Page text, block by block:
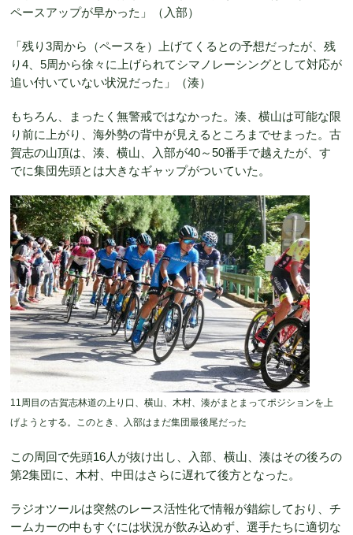
ペースアップが早かった」（入部）
「残り3周から（ペースを）上げてくるとの予想だったが、残
り4、5周から徐々に上げられてシマノレーシングとして対応が
追い付いていない状況だった」（湊）
もちろん、まったく無警戒ではなかった。湊、横山は可能な限
り前に上がり、海外勢の背中が見えるところまでせまった。古
賀志の山頂は、湊、横山、入部が40～50番手で越えたが、す
でに集団先頭とは大きなギャップがついていた。
11周目の古賀志林道の上り口、横山、木村、湊がまとまってポジションを上
げようとする。このとき、入部はまだ集団最後尾だった
この周回で先頭16人が抜け出し、入部、横山、湊はその後ろの
第2集団に、木村、中田はさらに遅れて後方となった。
ラジオツールは突然のレース活性化で情報が錯綜しており、チ
ームカーの中もすぐには状況が飲み込めず、選手たちに適切な